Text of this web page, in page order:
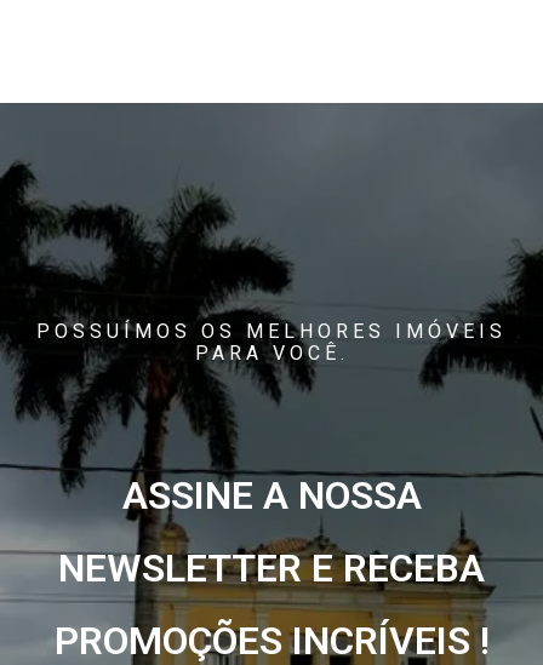
POSSUÍMOS OS MELHORES IMÓVEIS
PARA VOCÊ.
ASSINE A NOSSA
NEWSLETTER E RECEBA
PROMOÇÕES INCRÍVEIS !